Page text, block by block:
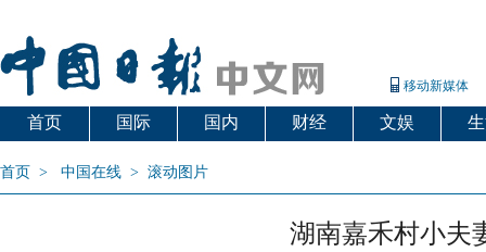
移动新媒体
首页 国际 国内 财经 文娱
首页 > 中国在线 > 滚动图片
湖南嘉禾村小夫